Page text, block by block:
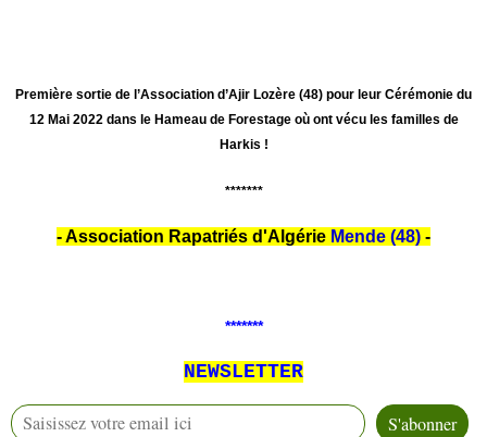
Première sortie de l’Association d’Ajir Lozère (48) pour leur Cérémonie du
12 Mai 2022 dans le Hameau de Forestage où ont vécu les familles de
Harkis !
*******
- Association Rapatriés d'Algérie Mende (48) -
*******
NEWSLETTER